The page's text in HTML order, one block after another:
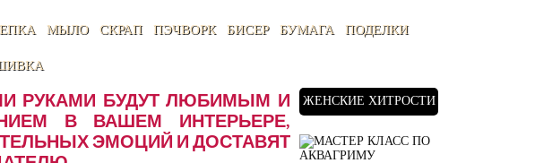
МЫЛО СКРАП ПЭЧВОРК БИСЕР БУМАГА ПОДЕЛКИ
ЖЕНСКИЕ ХИТРОСТИ
РУКАМИ БУДУТ ЛЮБИМЫМ И
В ВАШЕМ ИНТЕРЬЕРЕ,
ЭМОЦИЙ И ДОСТАВЯТ